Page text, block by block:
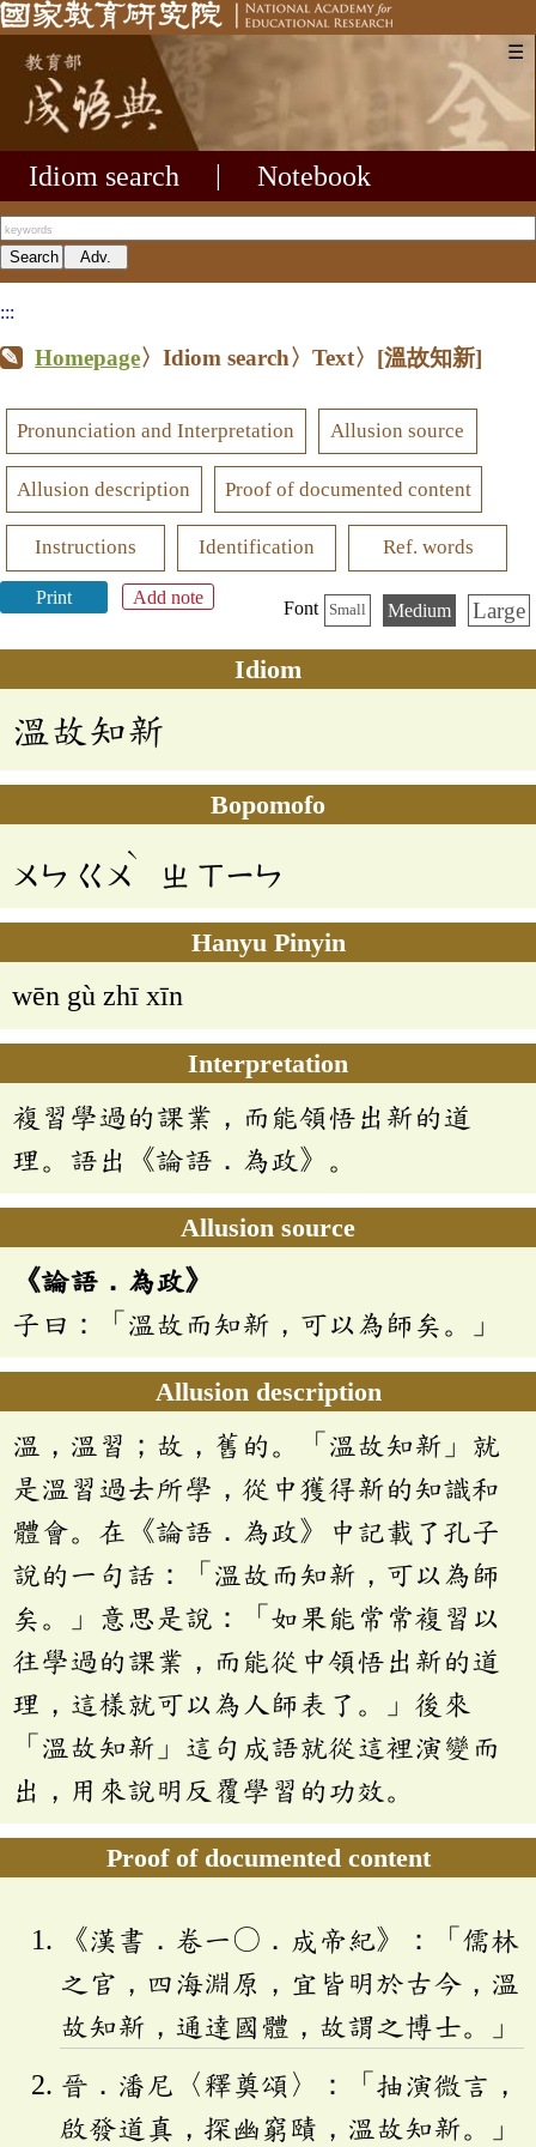
☰
Idiom search Notebook
:::
Homepage〉Idiom search〉Text〉 [溫故知新]
Pronunciation and Interpretation Allusion source
Allusion description Proof of documented content
Instructions Identification Ref. words
Print Add note
Font Small Medium Large
Idiom
溫故知新
Bopomofo
ㄨㄣ ㄍㄨ
ˋ
ㄓ ㄒㄧㄣ
Hanyu Pinyin
wēn gù zhī xīn
Interpretation
複習學過的課業，而能領悟出新的道
理。語出《論語．為政》。
Allusion source
《論語．為政》
子曰：「溫故而知新，可以為師矣。」
Allusion description
溫，溫習；故，舊的。「溫故知新」就
是溫習過去所學，從中獲得新的知識和
體會。在《論語．為政》中記載了孔子
說的一句話：「溫故而知新，可以為師
矣。」意思是說：「如果能常常複習以
往學過的課業，而能從中領悟出新的道
理，這樣就可以為人師表了。」後來
「溫故知新」這句成語就從這裡演變而
出，用來說明反覆學習的功效。
Proof of documented content
《漢書．卷一〇．成帝紀》：「儒林
之官，四海淵原，宜皆明於古今，溫
故知新，通達國體，故謂之博士。」
晉．潘尼〈釋奠頌〉：「抽演微言，
啟發道真，探幽窮賾，溫故知新。」